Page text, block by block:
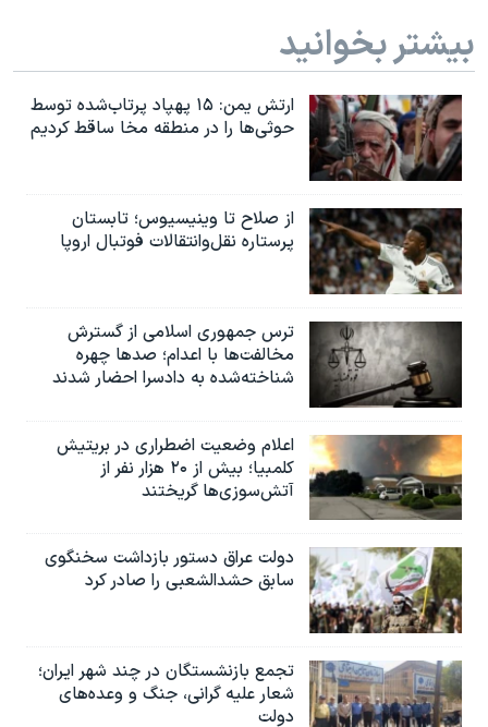
بیشتر بخوانید
ارتش یمن: ۱۵ پهپاد پرتاب‌شده توسط
حوثی‌ها را در منطقه مخا ساقط کردیم
از صلاح تا وینیسیوس؛ تابستان
پرستاره نقل‌وانتقالات فوتبال اروپا
ترس جمهوری اسلامی از گسترش
مخالفت‌ها با اعدام؛ صدها چهره
شناخته‌شده به دادسرا احضار شدند
اعلام وضعیت اضطراری در بریتیش
کلمبیا؛ بیش از ۲۰ هزار نفر از
آتش‌سوزی‌ها گریختند
دولت عراق دستور بازداشت سخنگوی
سابق حشدالشعبی را صادر کرد
تجمع بازنشستگان در چند شهر ایران؛
شعار علیه گرانی، جنگ و وعده‌های
دولت